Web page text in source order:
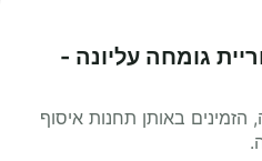
גומחה עליונה -
הזמינים באותן תחנות איסוף